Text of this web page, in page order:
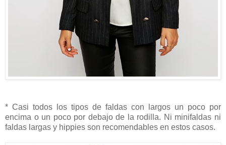
* Casi todos los tipos de faldas con largos un poco por
encima o un poco por debajo de la rodilla. Ni minifaldas ni
faldas largas y hippies son recomendables en estos casos.